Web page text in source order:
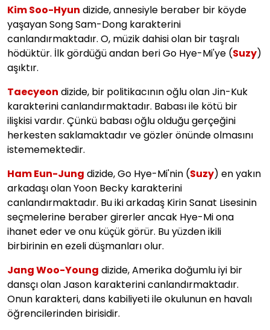
Kim Soo-Hyun dizide, annesiyle beraber bir köyde
yaşayan Song Sam-Dong karakterini
canlandırmaktadır. O, müzik dahisi olan bir taşralı
hödüktür. İlk gördüğü andan beri Go Hye-Mi'ye (Suzy)
aşıktır.
Taecyeon dizide, bir politikacının oğlu olan Jin-Kuk
karakterini canlandırmaktadır. Babası ile kötü bir
ilişkisi vardır. Çünkü babası oğlu olduğu gerçeğini
herkesten saklamaktadır ve gözler önünde olmasını
istememektedir.
Ham Eun-Jung dizide, Go Hye-Mi'nin (Suzy) en yakın
arkadaşı olan Yoon Becky karakterini
canlandırmaktadır. Bu iki arkadaş Kirin Sanat Lisesinin
seçmelerine beraber girerler ancak Hye-Mi ona
ihanet eder ve onu küçük görür. Bu yüzden ikili
birbirinin en ezeli düşmanları olur.
Jang Woo-Young dizide, Amerika doğumlu iyi bir
dansçı olan Jason karakterini canlandırmaktadır.
Onun karakteri, dans kabiliyeti ile okulunun en havalı
öğrencilerinden birisidir.